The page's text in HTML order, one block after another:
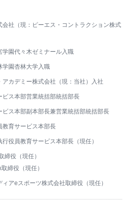
会社（現：ピーエス・コントラクション株式
学園代々木ゼミナール入職
学園杏林大学入職
アカデミー株式会社（現：当社）入社
ビス本部営業統括部統括部長
ビス本部副本部長兼営業統括部統括部長
教育サービス本部長
行役員教育サービス本部長（現任）
締役（現任）
締役（現任）
ィアeスポーツ株式会社取締役（現任）